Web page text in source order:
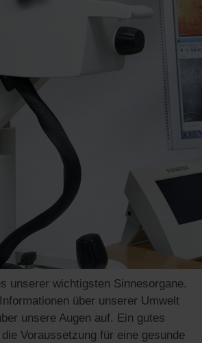
in Aachen
bei den Augenärzten Dr. Hunold
Stein und Kollegen.
Aachen, Stolberg und Herzogenrath
breites Spektrum an modernster
und Therapie. In unserem
OP-Zentrum Bodenhof in der Eupener
mikrochirurgische intraokulare
lidchirurgische Eingriffe auf höchstem
Niveau durch.
unserer wichtigsten Sinnesorgane.
über unserer Umwelt
unsere Augen auf. Ein gutes
Voraussetzung für eine gesunde